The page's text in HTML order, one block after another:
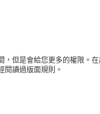
但是會給您更多的權限。
閱讀過版面規則。